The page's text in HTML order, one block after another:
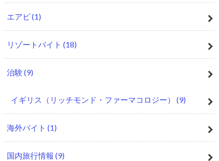
エアビ(1)
リゾートバイト (18)
治験 (9)
イギリス（リッチモンド・ファーマコロジー） (9)
海外バイト (1)
国内旅行情報 (9)